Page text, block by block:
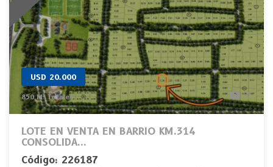
USD 20.000
850 M² Totales 10
LOTE EN VENTA EN BARRIO KM.314
CONSOLIDA...
Código: 226187